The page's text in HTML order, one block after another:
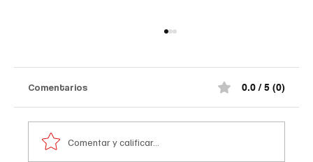
terr0r1st@ de la madrugada
¡Impactante! Así quedó el comando de la
información preliminar, la explosión estuvo
acompañada por ráf@g@s
Comentarios 0.0 / 5 (0)
Comentar y calificar...